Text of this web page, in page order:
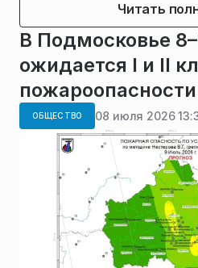
Читать
В Подмосковье
ожидается I и II
пожароопасности
ОБЩЕСТВО 08 июля 2026